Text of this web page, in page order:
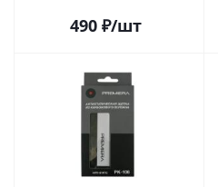
490 ₽/шт